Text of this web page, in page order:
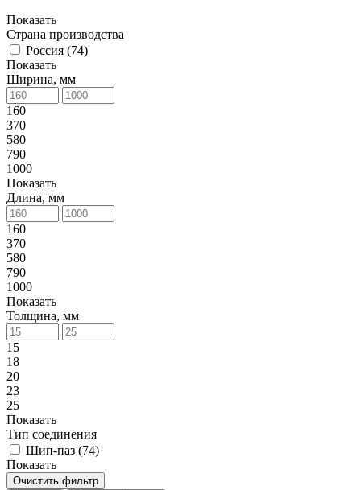
Показать
Страна производства
Россия (74)
Показать
Ширина, мм
160
370
580
790
1000
Показать
Длина, мм
160
370
580
790
1000
Показать
Толщина, мм
15
18
20
23
25
Показать
Тип соединения
Шип-паз (74)
Показать
Очистить фильтр